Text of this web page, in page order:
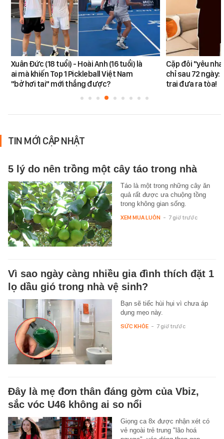
Xuân Đức (18 tuổi) - Hoài Anh (16 tuổi) là
ai mà khiến Top 1 Pickleball Việt Nam
"bở hơi tai" mới thắng được?
Cặp đôi "yêu
chỉ sau 72 ngày:
trai đưa ra tòa!
TIN MỚI CẬP NHẬT
5 lý do nên trồng một cây táo trong nhà
Táo là một trong những cây ăn
quả rất được ưa chuộng tồng
trong không gian sống.
XEM MUA LUÔN - 7 giờ trước
Vì sao ngày càng nhiều gia đình thích đặt 1
lọ dầu gió trong nhà vệ sinh?
Bạn sẽ tiếc hùi hụi vì chưa áp
dụng mẹo này.
SỨC KHỎE - 7 giờ trước
Đây là mẹ đơn thân đáng gờm của Vbiz,
sắc vóc U46 không ai so nổi
Giọng ca 8x được nhận xét có
vẻ ngoài trẻ trung "lão hoá